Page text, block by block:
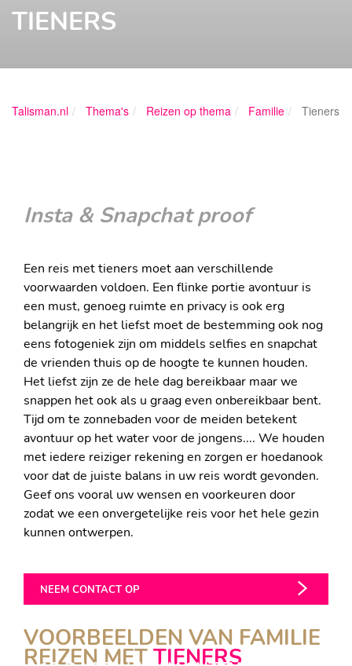
TIENERS
Talisman.nl Thema's Reizen op thema Familie Tieners
Insta & Snapchat proof
Een reis met tieners moet aan verschillende
voorwaarden voldoen. Een flinke portie avontuur is
een must, genoeg ruimte en privacy is ook erg
belangrijk en het liefst moet de bestemming ook nog
eens fotogeniek zijn om middels selfies en snapchat
de vrienden thuis op de hoogte te kunnen houden.
Het liefst zijn ze de hele dag bereikbaar maar we
snappen het ook als u graag even onbereikbaar bent.
Tijd om te zonnebaden voor de meiden betekent
avontuur op het water voor de jongens.... We houden
met iedere reiziger rekening en zorgen er hoedanook
voor dat de juiste balans in uw reis wordt gevonden.
Geef ons vooral uw wensen en voorkeuren door
zodat we een onvergetelijke reis voor het hele gezin
kunnen ontwerpen.
NEEM CONTACT OP
VOORBEELDEN VAN FAMILIE
REIZEN METTIENERS